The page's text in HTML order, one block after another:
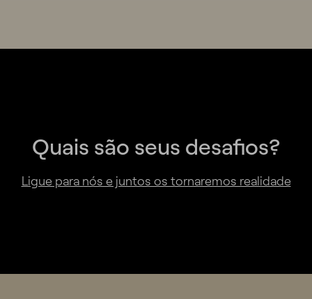
Quais são seus desafios?
Ligue para nós e juntos os tornaremos realidade